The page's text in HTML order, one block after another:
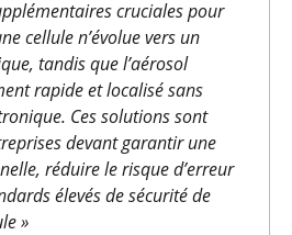
cruciales pour
cellule n’évolue vers un
tandis que l’aérosol
rapide et localisé sans
Ces solutions sont
devant garantir une
réduire le risque d’erreur
élevés de sécurité de
»